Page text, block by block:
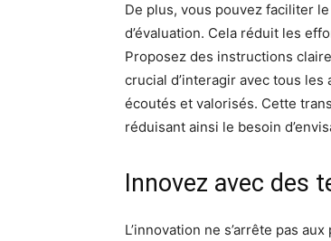
De plus, vous pouvez faciliter
d’évaluation. Cela réduit les
Proposez des instructions
crucial d’interagir avec tous
écoutés et valorisés. Cette
réduisant ainsi le besoin
Innovez avec des
L’innovation ne s’arrête pas